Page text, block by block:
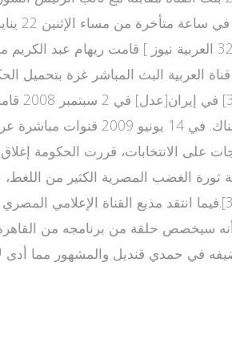
ثورة الغضب المصرية الكثير من
الأخبار خارج سياقها[38].فيما انتقد مذيع
أنه سيخصص حلقة من برنامجه من